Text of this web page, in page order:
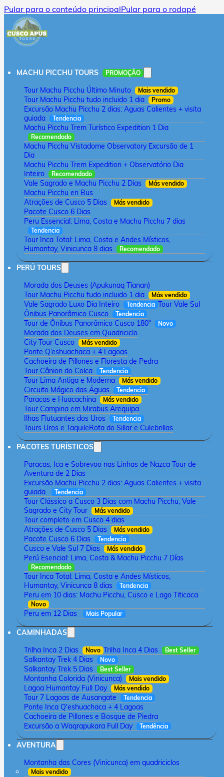
Pular para o conteúdo principalPular para o rodapé
MACHU PICCHU TOURS PROMOÇÃO
Tour Machu Picchu Último Minuto Mais vendido
Tour Machu Picchu tudo incluido 1 dia Promo
Excursão Machu Picchu 2 dias: Aguas Calientes + visita
guiada
Tendencia
Machu Picchu Trem Turístico Expedition 1 Dia
Recomendado
Machu Picchu Vistadome Observatory Excursão de 1
Dia
Machu Picchu Trem Expedition + Observatório Dia
Inteiro
Recomendado
Vale Sagrado e Machu Picchu 2 Dias Más vendido
Machu Picchu en Bus
Atrações de Cusco 5 Dias
Más vendido
Pacote Cusco 6 Dias
Peru Essencial: Lima, Costa e Machu Picchu 7 dias
Tendencia
Tour Inca Total: Lima, Costa e Andes Místicos,
Humantay, Vinicunca 8 dias
Recomendado
PERÚ TOURS
Morada dos Deuses (Apukunaq Tianan)
Tour Machu Picchu tudo incluido 1 dia
Más vendido
Vale Sagrado Luxo Dia Inteiro Tendencia Tour Vale Sul
Ônibus Panorâmico Cusco
Tendencia
Tour de Ônibus Panorâmico Cusco 180° Novo
Morada dos Deuses em Quadriciclo
City Tour Cusco
Más vendido
Ponte Q’eshuachaca + 4 Lagoas
Cachoeira de Pillones e Floresta de Pedra
Tour Cânion do Colca
Tendencia
Tour Lima Antiga e Moderna Más vendido
Circuito Mágico das Águas Tendencia
Paracas e Huacachina Más vendido
Tour Campina em Mirabus Arequipa
Ilhas Flutuantes dos Uros
Tendencia
Tours Uros e TaquileRota do Sillar e Culebrillas
PACOTES TURÍSTICOS
Paracas, Ica e Sobrevoo nas Linhas de Nazca Tour de
Aventura de 2 Dias
Excursão Machu Picchu 2 dias: Aguas Calientes + visita
guiada
Tendencia
Tour Clássico a Cusco 3 Dias com Machu Picchu, Vale
Sagrado e City Tour
Más vendido
Tour completo em Cusco 4 dias
Atrações de Cusco 5 Dias
Más vendido
Pacote Cusco 6 Dias Tendencia
Cusco e Vale Sul 7 Dias Más vendido
Perú Esencial: Lima, Costa & Machu Picchu 7 Días
Recomendado
Tour Inca Total: Lima, Costa e Andes Místicos,
Humantay, Vinicunca 8 dias
Tendencia
Peru em 10 dias: Machu Picchu, Cusco e Lago Titicaca
Novo
Peru em 12 Dias Mais Popular
CAMINHADAS
Trilha Inca 2 Dias
Novo Trilha Inca 4 Dias Best Seller
Salkantay Trek 4 Dias Novo
Salkantay Trek 5 Dias Best Seller
Montanha Colorida (Vinicunca) Mais vendido
Lagoa Humantay Full Day Más vendido
Tour 7 Lagoas de Ausangate Tendencia
Ponte Inca Q'eshuachaca + 4 Lagoas
Cachoeira de Pillones e Bosque de Piedra
Excursão a Waqrapukara Full Day
Tendência
AVENTURA
Montanha das Cores (Vinicunca) em quadriciclos
Mais vendido